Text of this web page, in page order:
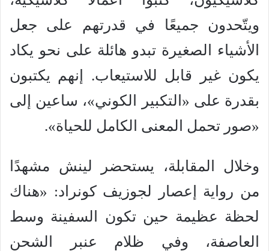
ويتّحدون جميعًا في قدرتهم على جعل
الأشياء الصغيرة تبدو هائلة على نحو يكاد
يكون غير قابل للاستيعاب. إنهم يكتبون
بقدرة على «التكبير الكوني»، ساعين إلى
«صور تحمل المعنى الكامل للحياة».
وخلال المقابلة، يستحضر لينش مشهدًا
من رواية إعصار لجوزيف كونراد: «هناك
لحظة عظيمة حين تكون السفينة وسط
العاصفة، وفي ظلام عنبر الشحن